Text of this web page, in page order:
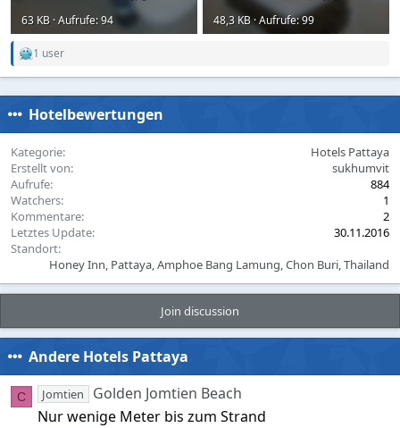
63 KB · Aufrufe: 94
48,3 KB · Aufrufe: 99
R
e
t
i
n
s
:
1 user
Hotelbewertungen
Kategorie
Hotels Pattaya
Erstellt von
sukhumvit
Aufrufe
884
Watchers
1
Kommentare
2
Letztes Update
30.11.2016
Standort
Honey Inn, Pattaya, Amphoe Bang Lamung, Chon Buri, Thailand
Join discussion
Andere Hotels Pattaya
C Jomtien
Golden Jomtien Beach
Nur wenige Meter bis zum Strand